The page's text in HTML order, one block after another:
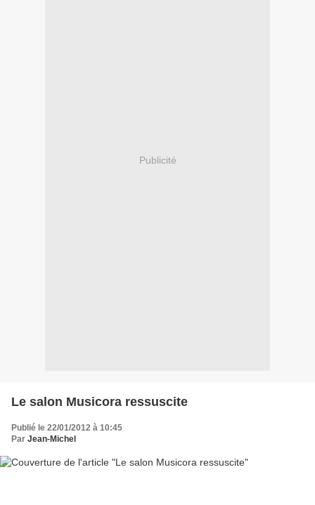
Publicité
Le salon Musicora ressuscite
Publié le 22/01/2012 à 10:45
Par Jean-Michel